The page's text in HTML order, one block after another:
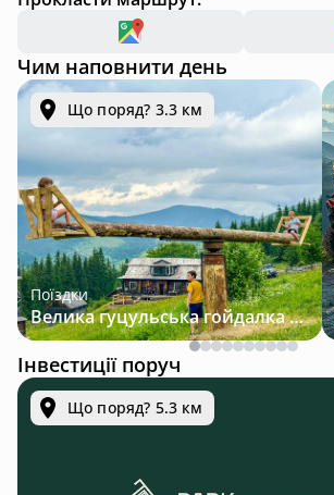
Чим наповнити день
Що поряд? 3.3 км
Поїздки
Велика гуцульська гойдалка — джип-тур у Карпатах
Інвестиції поруч
Що поряд? 5.3 км